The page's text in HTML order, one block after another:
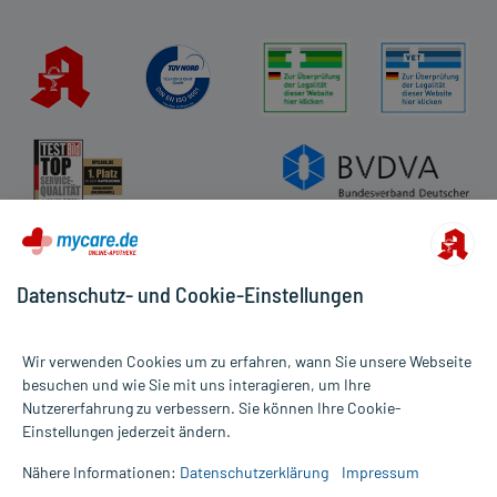
Alle Preise gelten inkl. MwSt., ggf. zzgl. Versandkosten
Informationen auf dieser Website werden ausschließlich für
die Untersuchung und Behandlung durch einen Arzt. Bitte
Datenschutz- und Cookie-Einstellungen
Wir verwenden Cookies um zu erfahren, wann Sie unsere Webseite
besuchen und wie Sie mit uns interagieren, um Ihre
Nutzererfahrung zu verbessern. Sie können Ihre Cookie-
Einstellungen jederzeit ändern.
Nähere Informationen: Datenschutzerklärung Impressum